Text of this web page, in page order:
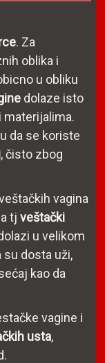
. Za
oblika i
u obliku
dolaze isto
materijalima.
da se koriste
, čisto zbog
vagina
tj veštački
u velikom
su dosta uži,
kao da
vagine i
usta,